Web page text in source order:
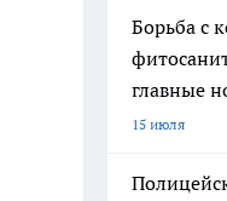
Борьба с
главные
15 июля